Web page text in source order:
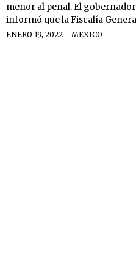
menor al penal. El
informó que la Fiscalía
ENERO 19, 2022 MEXICO